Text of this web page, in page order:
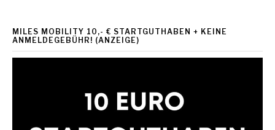
MILES MOBILITY 10,- € STARTGUTHABEN + KEINE
ANMELDEGEBÜHR! (ANZEIGE)